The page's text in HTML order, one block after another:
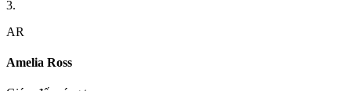
3.
AR
Amelia Ross